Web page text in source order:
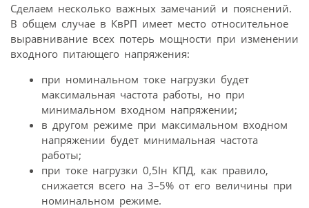
Сделаем несколько важных замечаний и пояснений.
В общем случае в КвРП имеет место относительное
выравнивание всех потерь мощности при изменении
входного питающего напряжения:
при номинальном токе нагрузки будет
максимальная частота работы, но при
минимальном входном напряжении;
в другом режиме при максимальном входном
напряжении будет минимальная частота
работы;
при токе нагрузки 0,5Iн КПД, как правило,
снижается всего на 3–5% от его величины при
номинальном режиме.